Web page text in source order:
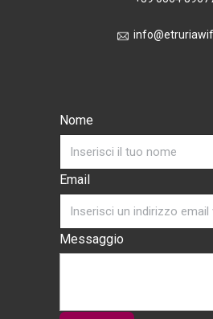
Nome
Email
Messaggio